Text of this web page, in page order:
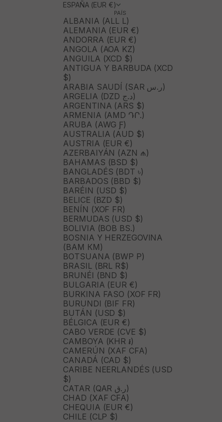
ESPAÑA (EUR €)
PAÍS
ALBANIA (ALL L)
ALEMANIA (EUR €)
ANDORRA (EUR €)
ANGOLA (AOA KZ)
ANGUILA (XCD $)
ANTIGUA Y BARBUDA (XCD
$)
ARABIA SAUDÍ (SAR ر.س)
ARGELIA (DZD د.ج)
ARGENTINA (ARS $)
ARMENIA (AMD ԴՐ.)
ARUBA (AWG Ƒ)
AUSTRALIA (AUD $)
AUSTRIA (EUR €)
AZERBAIYÁN (AZN ₼)
BAHAMAS (BSD $)
BANGLADÉS (BDT ৳)
BARBADOS (BBD $)
BARÉIN (USD $)
BELICE (BZD $)
BENÍN (XOF FR)
BERMUDAS (USD $)
BOLIVIA (BOB BS.)
BOSNIA Y HERZEGOVINA
(BAM КМ)
BOTSUANA (BWP P)
BRASIL (BRL R$)
BRUNÉI (BND $)
BULGARIA (EUR €)
BURKINA FASO (XOF FR)
BURUNDI (BIF FR)
BUTÁN (USD $)
BÉLGICA (EUR €)
CABO VERDE (CVE $)
CAMBOYA (KHR ៛)
CAMERÚN (XAF CFA)
CANADÁ (CAD $)
CARIBE NEERLANDÉS (USD
$)
CATAR (QAR ر.ق)
CHAD (XAF CFA)
CHEQUIA (EUR €)
CHILE (CLP $)